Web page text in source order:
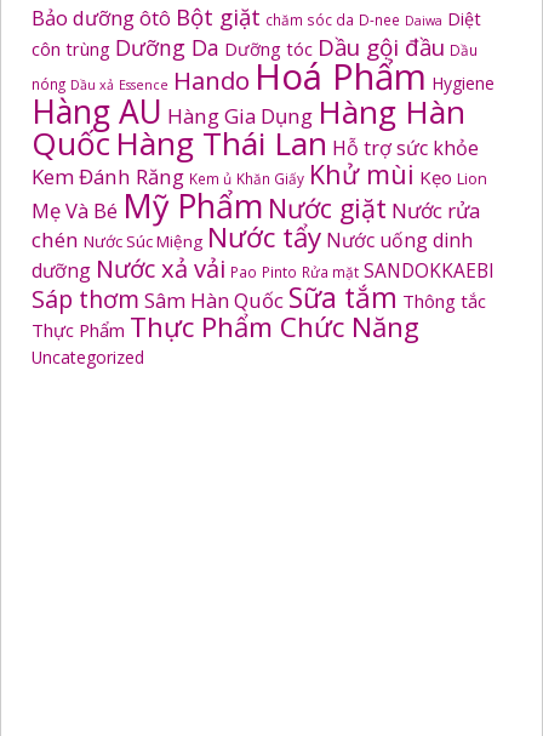
Bảo dưỡng ôtô Bột giặt chăm sóc da D-nee Daiwa Diệt
côn trùng Dưỡng Da Dưỡng tóc Dầu gội đầu Dầu
nóng Dầu xả Essence Hando Hoá Phẩm Hygiene
Hàng AU Hàng Gia Dụng Hàng Hàn
Quốc Hàng Thái Lan Hỗ trợ sức khỏe
Kem Đánh Răng Kem ủ Khăn Giấy Khử mùi Kẹo Lion
Mẹ Và Bé Mỹ Phẩm Nước giặt Nước rửa
chén Nước Súc Miệng Nước tẩy Nước uống dinh
dưỡng Nước xả vải Pao Pinto Rửa mặt SANDOKKAEBI
Sáp thơm Sâm Hàn Quốc Sữa tắm Thông tắc
Thực Phẩm Thực Phẩm Chức Năng
Uncategorized